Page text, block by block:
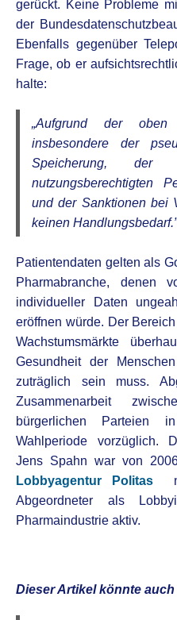
gerückt. Keine Probleme
der
Ebenfalls gegenüber
Frage, ob er
halte:
„Aufgrund der
insbesondere der
Speicherung, der
nutzungsberechtigten
und der Sanktionen bei
keinen Handlungsbedarf.”
Patientendaten gelten als
Pharmabranche, denen
individueller Daten
eröffnen würde. Der
Wachstumsmärkte
Gesundheit der
zuträglich sein muss.
Zusammenarbeit
bürgerlichen Parteien
Wahlperiode vorzüglich.
Jens Spahn war von
Lobbyagentur Politas
Abgeordneter als
Pharmaindustrie aktiv.
Dieser Artikel könnte